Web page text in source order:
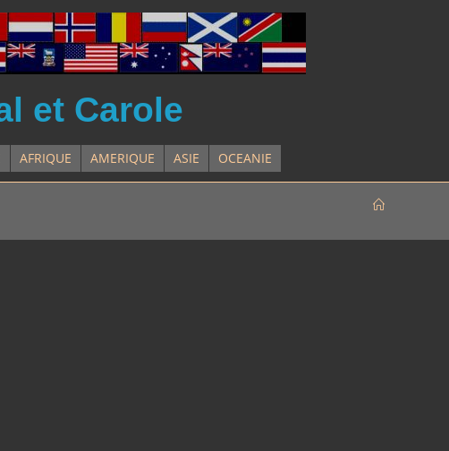
et Carole
AFRIQUE AMERIQUE ASIE OCEANIE